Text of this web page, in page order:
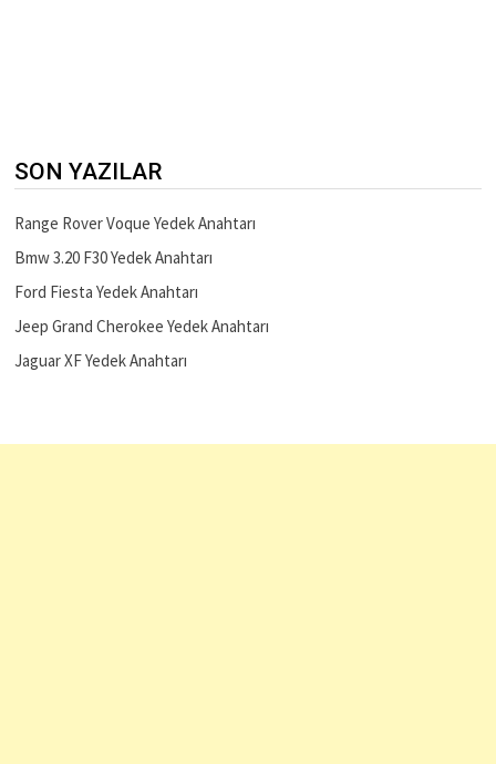
SON YAZILAR
Range Rover Voque Yedek Anahtarı
Bmw 3.20 F30 Yedek Anahtarı
Ford Fiesta Yedek Anahtarı
Jeep Grand Cherokee Yedek Anahtarı
Jaguar XF Yedek Anahtarı